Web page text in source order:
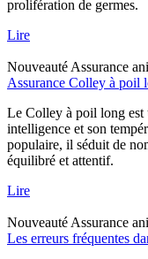
prolifération de germes.
Lire
Nouveauté Assurance
Assurance Colley à poil
Le Colley à poil long est
intelligence et son
populaire, il séduit de
équilibré et attentif.
Lire
Nouveauté Assurance
Les erreurs fréquentes